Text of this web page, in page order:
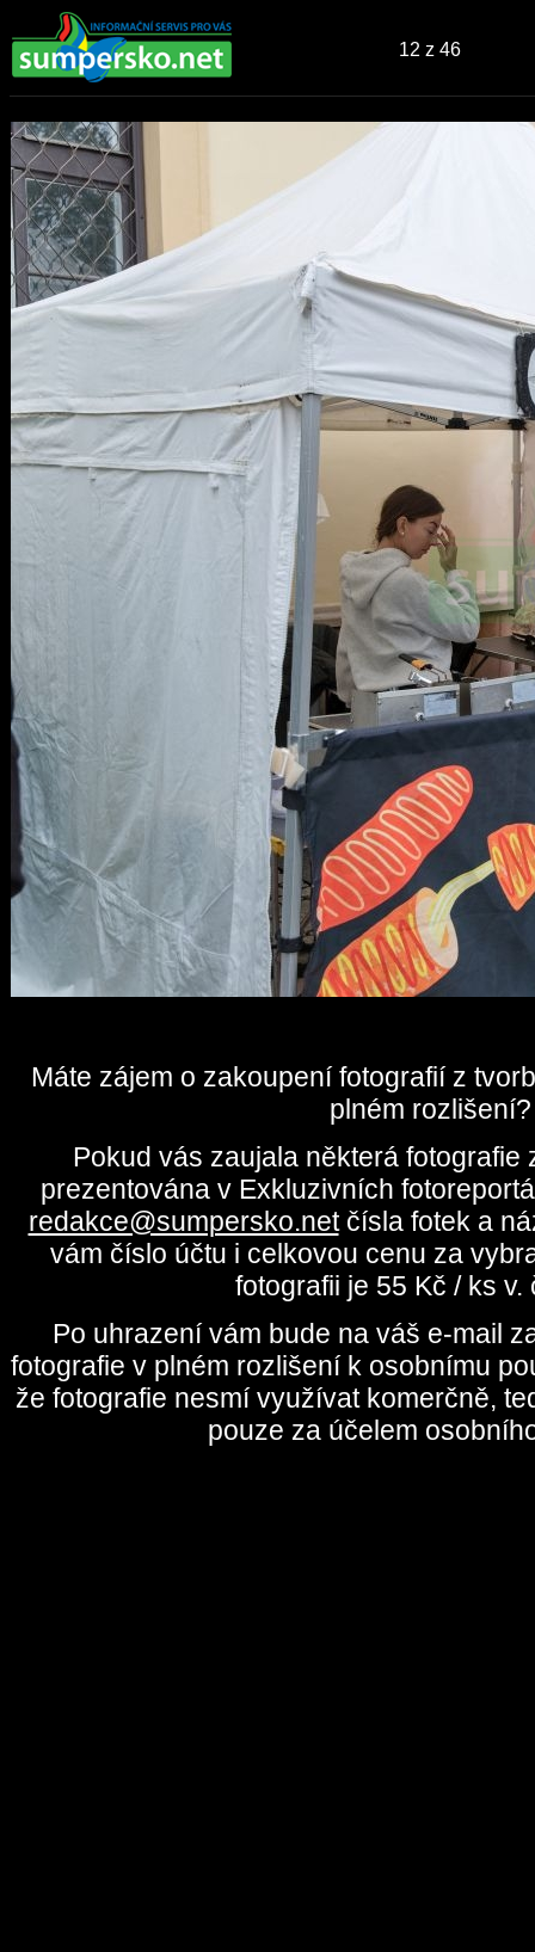
12 z 46
Máte zájem o zakoupení fotografií z
plném rozlišení?
Pokud vás zaujala některá fotografie
prezentována v Exkluzivních
redakce@sumpersko.netčísla fotek a
vám číslo účtu i celkovou cenu za
fotografii je 55 Kč / ks v.
Po uhrazení vám bude na váš e-mail
fotografie v plném rozlišení k osobnímu
že fotografie nesmí využívat komerčně,
pouze za účelem